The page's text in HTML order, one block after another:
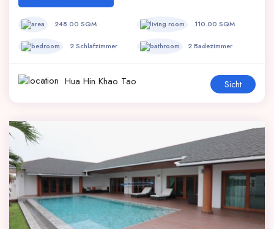
248.00 SQM 110.00 SQM
2 Schlafzimmer 2 Badezimmer
Hua Hin Khao Tao Sicht